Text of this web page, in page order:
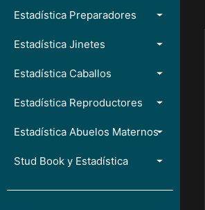
Estadística Preparadores
Estadística Jinetes
Estadística Caballos
Estadística Reproductores
Estadística Abuelos Maternos
Stud Book y Estadística